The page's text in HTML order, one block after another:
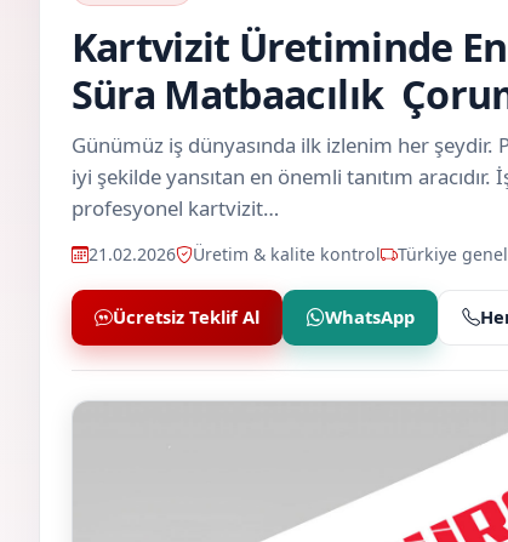
Kartvizit Üretiminde
Süra Matbaacılık
Günümüz iş dünyasında ilk izlenim her
iyi şekilde yansıtan en önemli tanıtım
profesyonel kartvizit…
21.02.2026 Üretim & kalite kontrol Türkiye
Ücretsiz Teklif Al WhatsApp